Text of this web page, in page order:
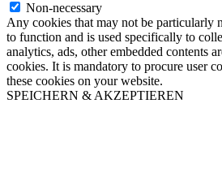
Non-necessary
Any cookies that may not be particularly
to function and is used specifically to
analytics, ads, other embedded contents
cookies. It is mandatory to procure user
these cookies on your website.
SPEICHERN & AKZEPTIEREN